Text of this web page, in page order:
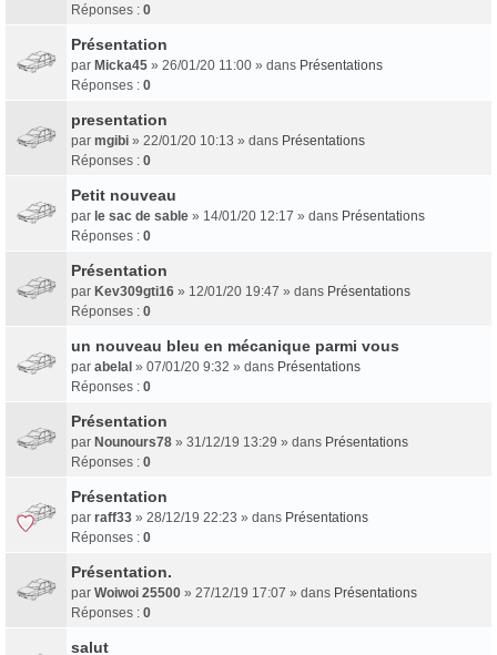
Réponses : 0
Présentation
par Micka45 » 26/01/20 11:00 » dans Présentations
Réponses : 0
presentation
par mgibi » 22/01/20 10:13 » dans Présentations
Réponses : 0
Petit nouveau
par le sac de sable » 14/01/20 12:17 » dans Présentations
Réponses : 0
Présentation
par Kev309gti16 » 12/01/20 19:47 » dans Présentations
Réponses : 0
un nouveau bleu en mécanique parmi vous
par abelal » 07/01/20 9:32 » dans Présentations
Réponses : 0
Présentation
par Nounours78 » 31/12/19 13:29 » dans Présentations
Réponses : 0
Présentation
par raff33 » 28/12/19 22:23 » dans Présentations
Réponses : 0
Présentation.
par Woiwoi 25500 » 27/12/19 17:07 » dans Présentations
Réponses : 0
salut